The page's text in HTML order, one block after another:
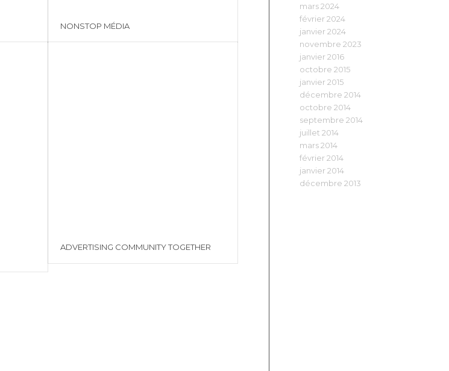
NONSTOP MÉDIA
ADVERTISING COMMUNITY TOGETHER
mars 2024
février 2024
janvier 2024
novembre 2023
janvier 2016
octobre 2015
janvier 2015
décembre 2014
octobre 2014
septembre 2014
juillet 2014
mars 2014
février 2014
janvier 2014
décembre 2013